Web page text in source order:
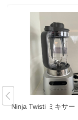
Ninja Twisti ミキサー